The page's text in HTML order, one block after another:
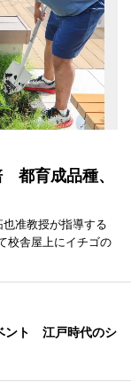
都育成品種、
准教授が指導する
校舎屋上にイチゴの
ント 江戸時代のシ